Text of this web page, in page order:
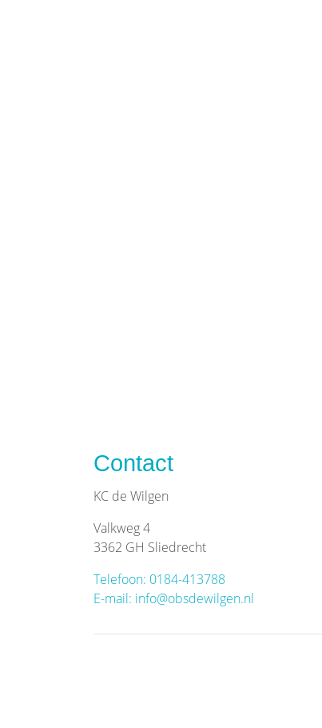
Contact
KC de Wilgen
Valkweg 4
3362 GH Sliedrecht
Telefoon: 0184-413788
E-mail: info@obsdewilgen.nl